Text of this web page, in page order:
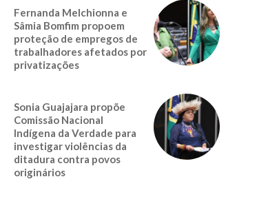
Fernanda Melchionna e
Sâmia Bomfim propoem
proteção de empregos de
trabalhadores afetados por
privatizações
Sonia Guajajara propõe
Comissão Nacional
Indígena da Verdade para
investigar violências da
ditadura contra povos
originários